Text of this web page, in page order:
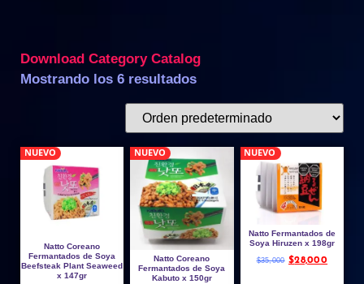
Download Category Catalog
Mostrando los 6 resultados
NUEVO
Natto Coreano
Fermantados de Soya
Beefsteak Plant Seaweed
x 147gr
NUEVO
Natto Coreano
Fermantados de Soya
Kabuto x 150gr
NUEVO
Natto Fermantados de
Soya Hiruzen x 198gr
$35,000 $28,000